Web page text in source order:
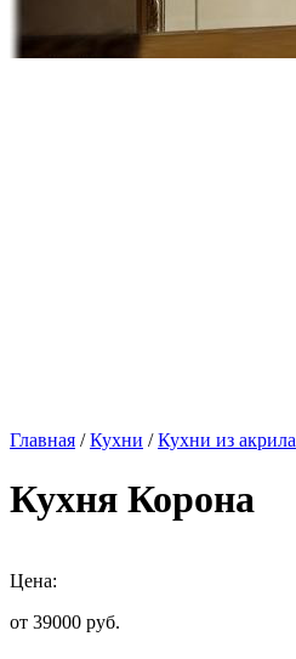
Главная /Кухни /Кухни из акрила
Кухня Корона
Цена:
от 39000 руб.